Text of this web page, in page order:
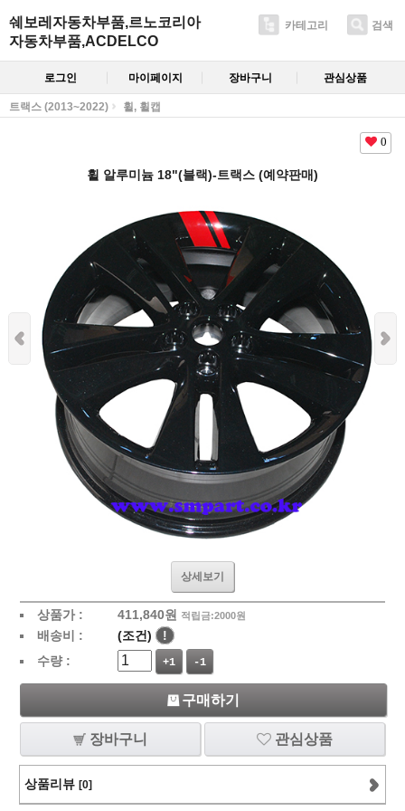
쉐보레자동차부품,르노코리아
자동차부품,ACDELCO
카테고리 검색
로그인 마이페이지 장바구니 관심상품
트랙스 (2013~2022) 휠, 휠캡
0
휠 알루미늄 18"(블랙)-트랙스 (예약판매)
상세보기
상품가 : 411,840원 적립금:2000원
배송비 : (조건)
!
수량 :
+1 -1
구매하기
장바구니 관심상품
상품리뷰 [0]